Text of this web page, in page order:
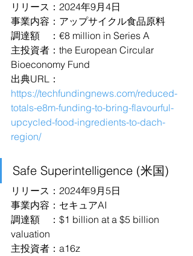
リリース：2024年9月4日
事業内容：アップサイクル食品原料
調達額　：€8 million in Series A
主投資者：the European Circular
Bioeconomy Fund
出典URL：
https://techfundingnews.com/reduced-
totals-e8m-funding-to-bring-flavourful-
upcycled-food-ingredients-to-dach-
region/
Safe Superintelligence (米国)
リリース：2024年9月5日
事業内容：セキュアAI
調達額　：$1 billion at a $5 billion
valuation
主投資者：a16z